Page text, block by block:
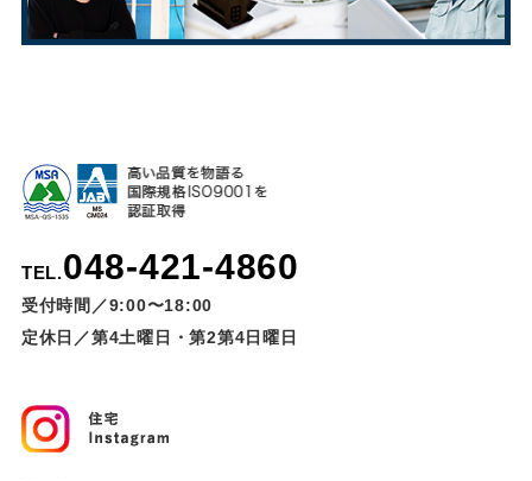
TEL.048-421-4860
受付時間／9:00〜18:00
定休日／第4土曜日・第2第4日曜日